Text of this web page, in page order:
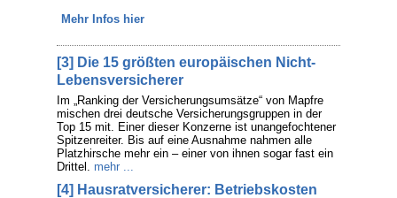
Mehr Infos hier
[3] Die 15 größten europäischen Nicht-
Lebensversicherer
Im „Ranking der Versicherungsumsätze“ von Mapfre
mischen drei deutsche Versicherungsgruppen in der
Top 15 mit. Einer dieser Konzerne ist unangefochtener
Spitzenreiter. Bis auf eine Ausnahme nahmen alle
Platzhirsche mehr ein – einer von ihnen sogar fast ein
Drittel. mehr ...
[4] Hausratversicherer: Betriebskosten